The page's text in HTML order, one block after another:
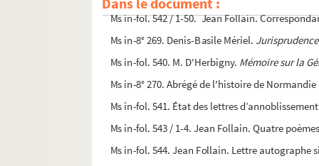
Ms in-fol. 542 / 1-50. Jean Follain.
Ms in-8° 269. Denis-Basile Mériel.
Ms in-fol. 540. M. D'Herbigny. Mémoire sur la
Ms in-8° 270. Abrégé de l'histoire de Normandie
Ms in-fol. 541. État des lettres
Ms in-fol. 543 / 1-4. Jean Follain. Quatre
Ms in-fol. 544. Jean Follain. Lettre autographe